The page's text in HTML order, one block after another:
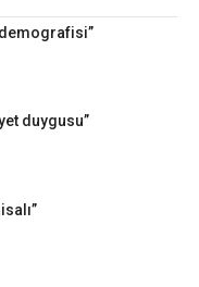
demografisi”
duygusu”